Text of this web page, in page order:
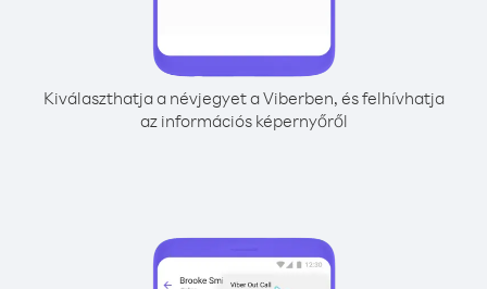
Kiválaszthatja a névjegyet a Viberben, és felhívhatja
az információs képernyőről